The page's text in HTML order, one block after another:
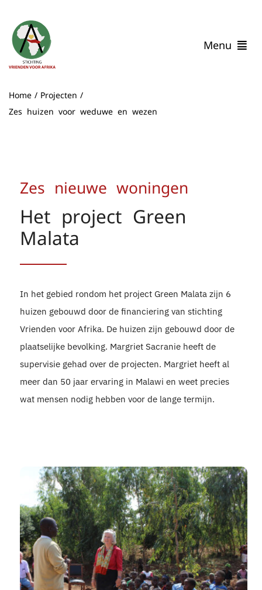
naar
inhoud
Menu
Wie zijn wij
Onze Impact
Home
Projecten
Zes huizen voor weduwe en wezen
Zes nieuwe woningen
Het project Green
Malata
In het gebied rondom het project Green Malata zijn 6
huizen gebouwd door de financiering van stichting
Vrienden voor Afrika. De huizen zijn gebouwd door de
plaatselijke bevolking. Margriet Sacranie heeft de
supervisie gehad over de projecten. Margriet heeft al
meer dan 50 jaar ervaring in Malawi en weet precies
wat mensen nodig hebben voor de lange termijn.